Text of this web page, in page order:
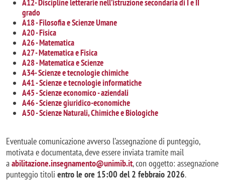
A12- Discipline letterarie nell’istruzione secondaria di I e II
grado
A18 - Filosofia e Scienze Umane
A20 - Fisica
A26 - Matematica
A27 - Matematica e Fisica
A28 - Matematica e Scienze
A34- Scienze e tecnologie chimiche
A41 - Scienze e tecnologie informatiche
A45 - Scienze economico - aziendali
A46 - Scienze giuridico-economiche
A50 - Scienze Naturali, Chimiche e Biologiche
Eventuale comunicazione avverso l’assegnazione di punteggio,
motivata e documentata, deve essere inviata tramite mail
aabilitazione.insegnamento@unimib.it, con oggetto: assegnazione
punteggio titoli entro le ore 15:00 del 2 febbraio 2026.